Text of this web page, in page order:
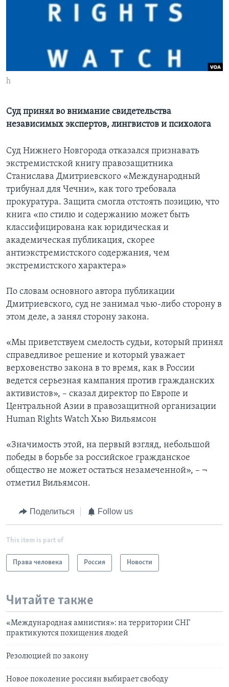
Learning English
h
Суд принял во внимание свидетельства
независимых экспертов, лингвистов и психолога
Суд Нижнего Новгорода отказался признавать
экстремистской книгу правозащитника
Станислава Дмитриевского «Международный
трибунал для Чечни», как того требовала
прокуратура. Защита смогла отстоять позицию, что
книга «по стилю и содержанию может быть
классифицирована как юридическая и
академическая публикация, скорее
антиэкстремистского содержания, чем
экстремистского характера»
По словам основного автора публикации
Дмитриевского, суд не занимал чью-либо сторону в
этом деле, а занял сторону закона.
«Мы приветствуем смелость судьи, который принял
справедливое решение и который уважает
верховенство закона в то время, как в России
ведется серьезная кампания против гражданских
активистов», – сказал директор по Европе и
Центральной Азии в правозащитной организации
Human Rights Watch Хью Вильямсон
«Значимость этой, на первый взгляд, небольшой
победы в борьбе за российское гражданское
общество не может остаться незамеченной», – ¬
отметил Вильямсон.
Поделиться Follow us
This item is part of
Права человека Россия Новости
Читайте также
«Международная амнистия»: на территории СНГ
практикуются похищения людей
Резолюцией по закону
Новое поколение россиян выбирает свободу